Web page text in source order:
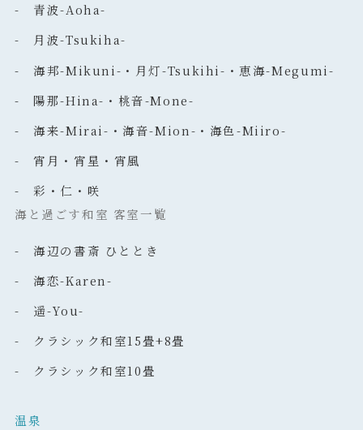
- 青波-Aoha-
- 月波-Tsukiha-
- 海邦-Mikuni-・月灯-Tsukihi-・恵海-Megumi-
- 陽那-Hina-・桃音-Mone-
- 海来-Mirai-・海音-Mion-・海色-Miiro-
- 宵月・宵星・宵風
- 彩・仁・咲
海と過ごす和室 客室一覧
- 海辺の書斎 ひととき
- 海恋-Karen-
- 遥-You-
- クラシック和室15畳+8畳
- クラシック和室10畳
温泉